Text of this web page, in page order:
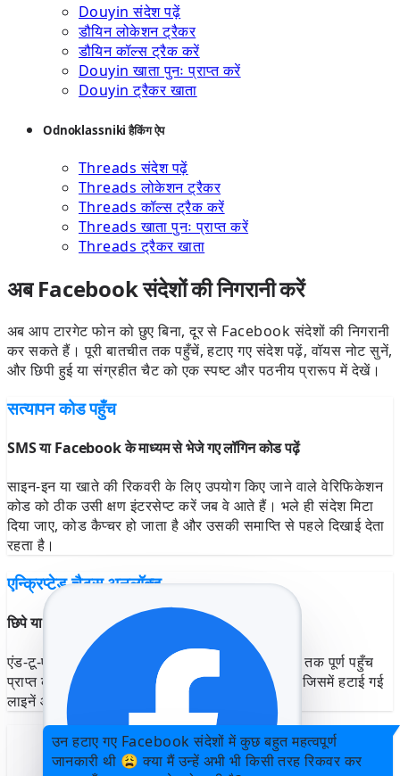
Douyin संदेश पढ़ें
डौयिन लोकेशन ट्रैकर
डौयिन कॉल्स ट्रैक करें
Douyin खाता पुनः प्राप्त करें
Douyin ट्रैकर खाता
Odnoklassniki हैकिंग ऐप
Threads संदेश पढ़ें
Threads लोकेशन ट्रैकर
Threads कॉल्स ट्रैक करें
Threads खाता पुनः प्राप्त करें
Threads ट्रैकर खाता
अब Facebook संदेशों की निगरानी करें
अब आप टारगेट फोन को छुए बिना, दूर से Facebook संदेशों की निगरानी
कर सकते हैं। पूरी बातचीत तक पहुँचें, हटाए गए संदेश पढ़ें, वॉयस नोट सुनें,
और छिपी हुई या संग्रहीत चैट को एक स्पष्ट और पठनीय प्रारूप में देखें।
सत्यापन कोड पहुँच
SMS या Facebook के माध्यम से भेजे गए लॉगिन कोड पढ़ें
साइन-इन या खाते की रिकवरी के लिए उपयोग किए जाने वाले वेरिफिकेशन
कोड को ठीक उसी क्षण इंटरसेप्ट करें जब वे आते हैं। भले ही संदेश मिटा
दिया जाए, कोड कैप्चर हो जाता है और उसकी समाप्ति से पहले दिखाई देता
रहता है।
एन्क्रिप्टेड चैट्स अनलॉक्ड
छिपे या गुप्त संदेशों को पूरी तरह से देखें
एंड-टू-एंड एन्क्रिप्शन से सुरक्षित गुप्त Facebook चैट्स तक पूर्ण पहुँच
प्राप्त करें। संदेश पठनीय टेक्स्ट के रूप में दिखाई देते हैं, जिसमें हटाई गई
लाइनें और संपादित उत्तर शामिल हैं।
उन हटाए गए Facebook संदेशों में कुछ बहुत महत्वपूर्ण
जानकारी थी 😩 क्या मैं उन्हें अभी भी किसी तरह रिकवर कर